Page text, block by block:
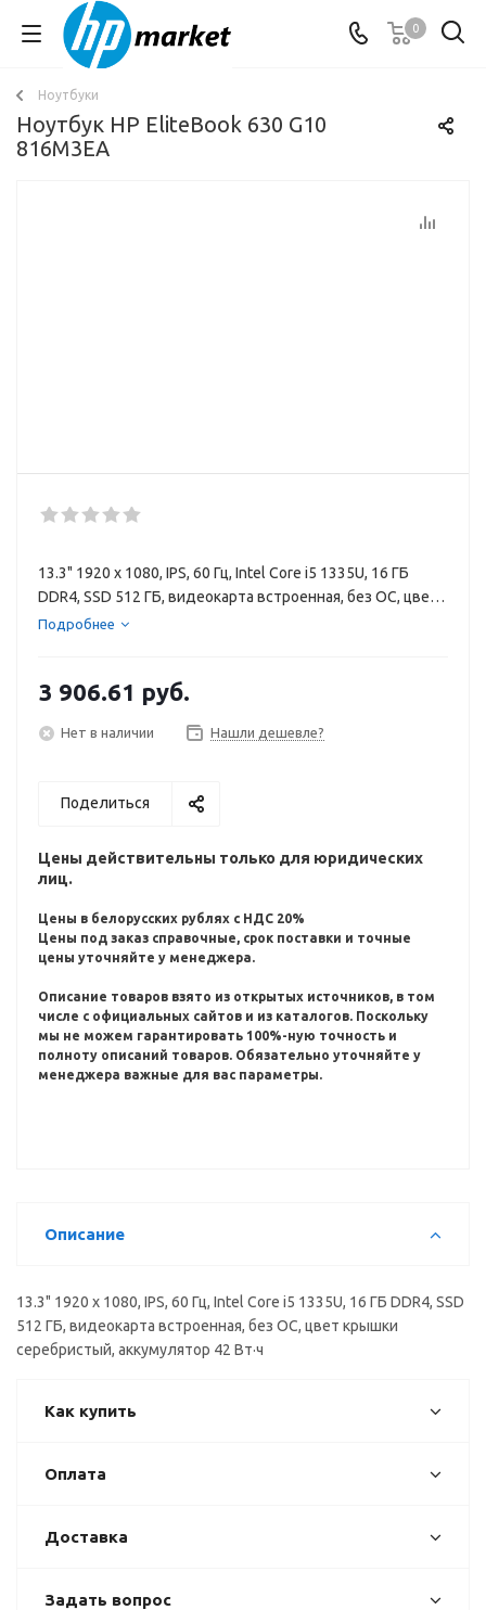
0
Ноутбуки
Ноутбук HP EliteBook 630 G10
816M3EA
13.3" 1920 x 1080, IPS, 60 Гц, Intel Core i5 1335U, 16 ГБ
DDR4, SSD 512 ГБ, видеокарта встроенная, без ОС, цвет
крышки серебристый, аккумулятор 42 Вт·ч
Подробнее
3 906.61 руб.
Нет в наличии Нашли дешевле?
Поделиться
Цены действительны только для юридических
лиц.
Цены в белорусских рублях с НДС 20%
Цены под заказ справочные, срок поставки и точные
цены уточняйте у менеджера.
Описание товаров взято из открытых источников, в том
числе с официальных сайтов и из каталогов. Поскольку
мы не можем гарантировать 100%-ную точность и
полноту описаний товаров. Обязательно уточняйте у
менеджера важные для вас параметры.
Описание
13.3" 1920 x 1080, IPS, 60 Гц, Intel Core i5 1335U, 16 ГБ DDR4, SSD
512 ГБ, видеокарта встроенная, без ОС, цвет крышки
серебристый, аккумулятор 42 Вт·ч
Как купить
Оплата
Доставка
Задать вопрос